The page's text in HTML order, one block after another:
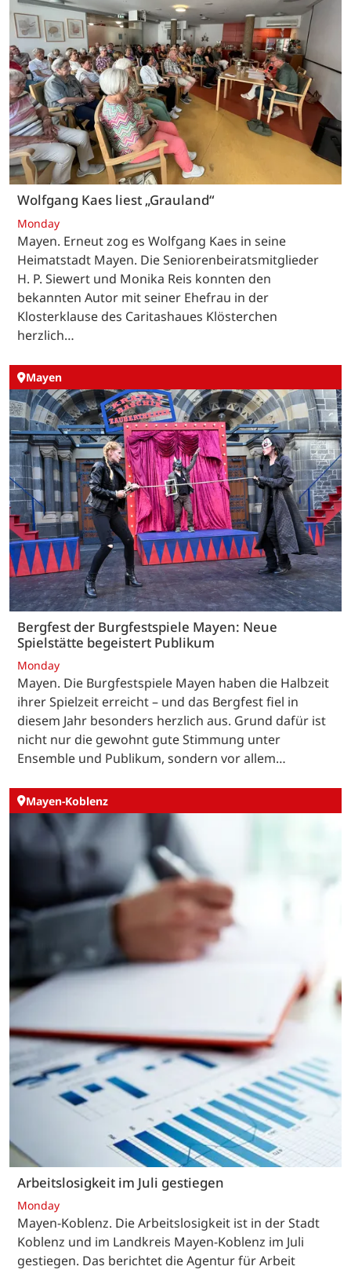
Wolfgang Kaes liest „Grauland“
Monday
Mayen. Erneut zog es Wolfgang Kaes in seine
Heimatstadt Mayen. Die Seniorenbeiratsmitglieder
H. P. Siewert und Monika Reis konnten den
bekannten Autor mit seiner Ehefrau in der
Klosterklause des Caritashaues Klösterchen
herzlich…
Mayen
Bergfest der Burgfestspiele Mayen: Neue
Spielstätte begeistert Publikum
Monday
Mayen. Die Burgfestspiele Mayen haben die Halbzeit
ihrer Spielzeit erreicht – und das Bergfest fiel in
diesem Jahr besonders herzlich aus. Grund dafür ist
nicht nur die gewohnt gute Stimmung unter
Ensemble und Publikum, sondern vor allem…
Mayen-Koblenz
Arbeitslosigkeit im Juli gestiegen
Monday
Mayen-Koblenz. Die Arbeitslosigkeit ist in der Stadt
Koblenz und im Landkreis Mayen-Koblenz im Juli
gestiegen. Das berichtet die Agentur für Arbeit